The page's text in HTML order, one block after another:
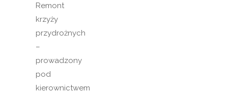
Remont
krzyży
przydrożnych
–
prowadzony
pod
kierownictwem